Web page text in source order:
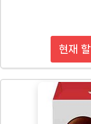
현재